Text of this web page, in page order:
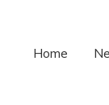
Home